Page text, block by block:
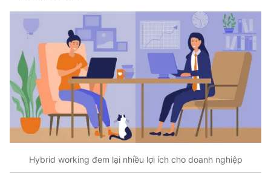
Hybrid working đem lại nhiều lợi ích cho doanh nghiệp